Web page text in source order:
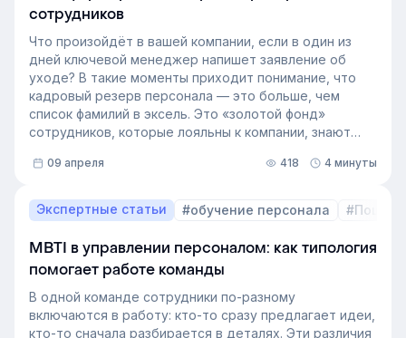
сотрудников
Что произойдёт в вашей компании, если в один из
дней ключевой менеджер напишет заявление об
уходе? В такие моменты приходит понимание, что
кадровый резерв персонала — это больше, чем
список фамилий в эксель. Это «золотой фонд»
сотрудников, которые лояльны к компании, знают
освободившуюся должность. Не у каждой компании
вручную — трудоёмкая задача. Однако с приходом
автоматизации формирование кадрового запаса
перестало требовать большого ресурса. Теперь это
важный инструмент для любой компании, которая не
хочет зависеть от капризов рынка труда. В статье
разберёмся, как выстроить процесс формирование
кадрового резерва с помощью современных
инструментов.
09 апреля 418 4 минуты
Экспертные статьи #обучение персонала
MBTI в управлении персоналом: как типология
помогает работе команды
В одной команде сотрудники по-разному
включаются в работу: кто-то сразу предлагает идеи,
кто-то сначала разбирается в деталях. Эти различия